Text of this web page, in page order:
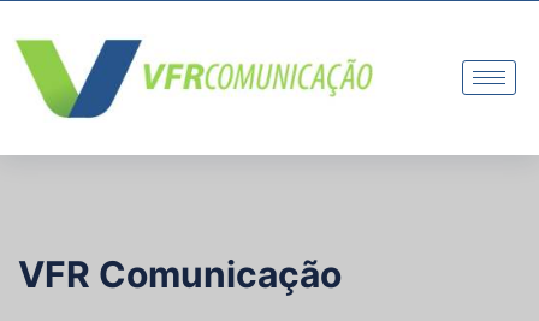
VFR Comunicação